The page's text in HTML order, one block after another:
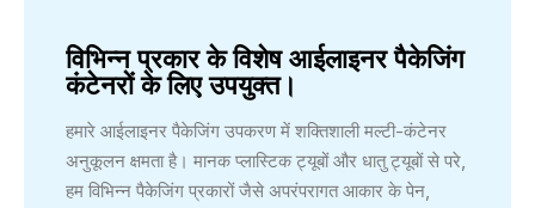
विभिन्न प्रकार के विशेष आईलाइनर पैकेजिंग
कंटेनरों के लिए उपयुक्त।
हमारे आईलाइनर पैकेजिंग उपकरण में शक्तिशाली मल्टी-कंटेनर
अनुकूलन क्षमता है। मानक प्लास्टिक ट्यूबों और धातु ट्यूबों से परे,
हम विभिन्न पैकेजिंग प्रकारों जैसे अपरंपरागत आकार के पेन,